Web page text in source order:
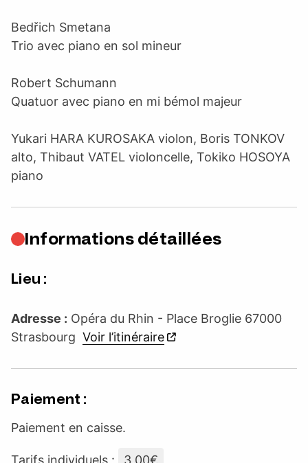
Bedřich Smetana
Trio avec piano en sol mineur
Robert Schumann
Quatuor avec piano en mi bémol majeur
Yukari HARA KUROSAKA violon, Boris TONKOV
alto, Thibaut VATEL violoncelle, Tokiko HOSOYA
piano
Informations détaillées
Lieu :
Adresse : Opéra du Rhin - Place Broglie 67000
Strasbourg Voir l’itinéraire
Paiement :
Paiement en caisse.
Tarifs individuels : 3,00€